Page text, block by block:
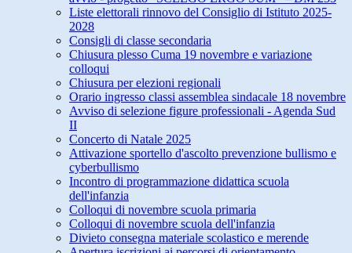
Liste elettorali rinnovo del Consiglio di Istituto 2025-
2028
Consigli di classe secondaria
Chiusura plesso Cuma 19 novembre e variazione
colloqui
Chiusura per elezioni regionali
Orario ingresso classi assemblea sindacale 18 novembre
Avviso di selezione figure professionali - Agenda Sud
II
Concerto di Natale 2025
Attivazione sportello d'ascolto prevenzione bullismo e
cyberbullismo
Incontro di programmazione didattica scuola
dell'infanzia
Colloqui di novembre scuola primaria
Colloqui di novembre scuola dell'infanzia
Divieto consegna materiale scolastico e merende